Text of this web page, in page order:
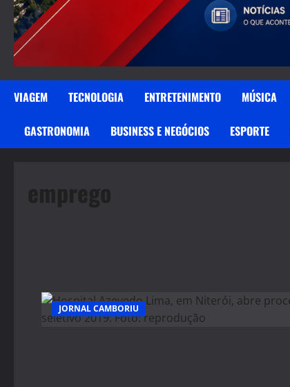
VIAGEM TECNOLOGIA ENTRETENIMENTO MÚSICA
GASTRONOMIA BUSINESS E NEGÓCIOS ESPORTE
emprego
JORNAL CAMBORIU